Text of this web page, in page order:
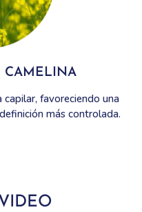
CAMELINA
favoreciendo una
más controlada.